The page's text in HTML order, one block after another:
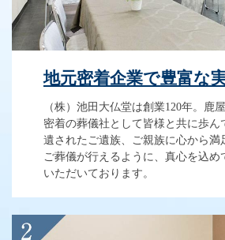
地元密着企業で豊富な
（株）池田大仏堂は創業120年。鹿
密着の葬儀社として皆様と共に歩ん
遺されたご遺族、ご親族に心から満
ご葬儀が行えるように、真心を込め
いただいております。